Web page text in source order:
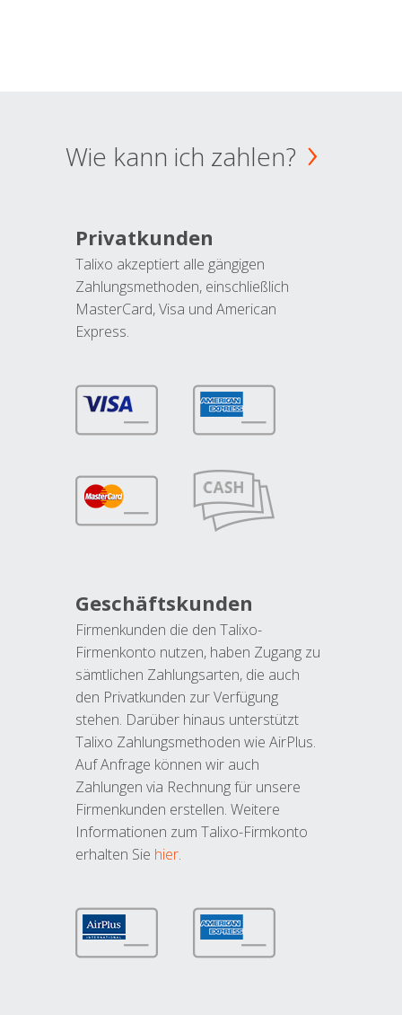
Wie kann ich zahlen?
Privatkunden
Talixo akzeptiert alle gängigen
Zahlungsmethoden, einschließlich
MasterCard, Visa und American
Express.
Geschäftskunden
Firmenkunden die den Talixo-
Firmenkonto nutzen, haben Zugang zu
sämtlichen Zahlungsarten, die auch
den Privatkunden zur Verfügung
stehen. Darüber hinaus unterstützt
Talixo Zahlungsmethoden wie AirPlus.
Auf Anfrage können wir auch
Zahlungen via Rechnung für unsere
Firmenkunden erstellen. Weitere
Informationen zum Talixo-Firmkonto
erhalten Sie hier.